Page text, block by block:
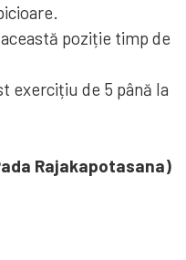
poziție timp de
exercițiu de 5 până la
Rajakapotasana)